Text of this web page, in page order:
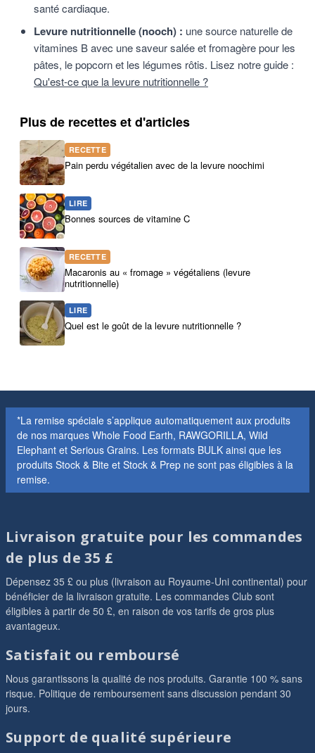
santé cardiaque.
Levure nutritionnelle (nooch) : une source naturelle de
vitamines B avec une saveur salée et fromagère pour les
pâtes, le popcorn et les légumes rôtis. Lisez notre guide :
Qu'est-ce que la levure nutritionnelle ?
Plus de recettes et d'articles
RECETTE
Pain perdu végétalien avec de la levure noochimi
LIRE
Bonnes sources de vitamine C
RECETTE
Macaronis au « fromage » végétaliens (levure
nutritionnelle)
LIRE
Quel est le goût de la levure nutritionnelle ?
*La remise spéciale s’applique automatiquement aux produits
de nos marques Whole Food Earth, RAWGORILLA, Wild
Elephant et Serious Grains. Les formats BULK ainsi que les
produits Stock & Bite et Stock & Prep ne sont pas éligibles à la
remise.
Livraison gratuite pour les commandes
de plus de 35 £
Dépensez 35 £ ou plus (livraison au Royaume-Uni continental) pour
bénéficier de la livraison gratuite. Les commandes Club sont
éligibles à partir de 50 £, en raison de vos tarifs de gros plus
avantageux.
Satisfait ou remboursé
Nous garantissons la qualité de nos produits. Garantie 100 % sans
risque. Politique de remboursement sans discussion pendant 30
jours.
Support de qualité supérieure